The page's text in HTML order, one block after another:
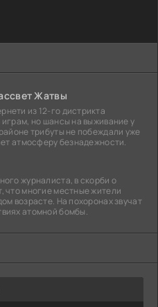
Жатвы
из 12-го дистрикта
играм, но шансы на выживание у
трибуты не побеждали уже
атмосферу безнадежности.
журналиста, в скорби о
что многие местные жители
возрасте. На похоронах звучат
атомной бомбы.